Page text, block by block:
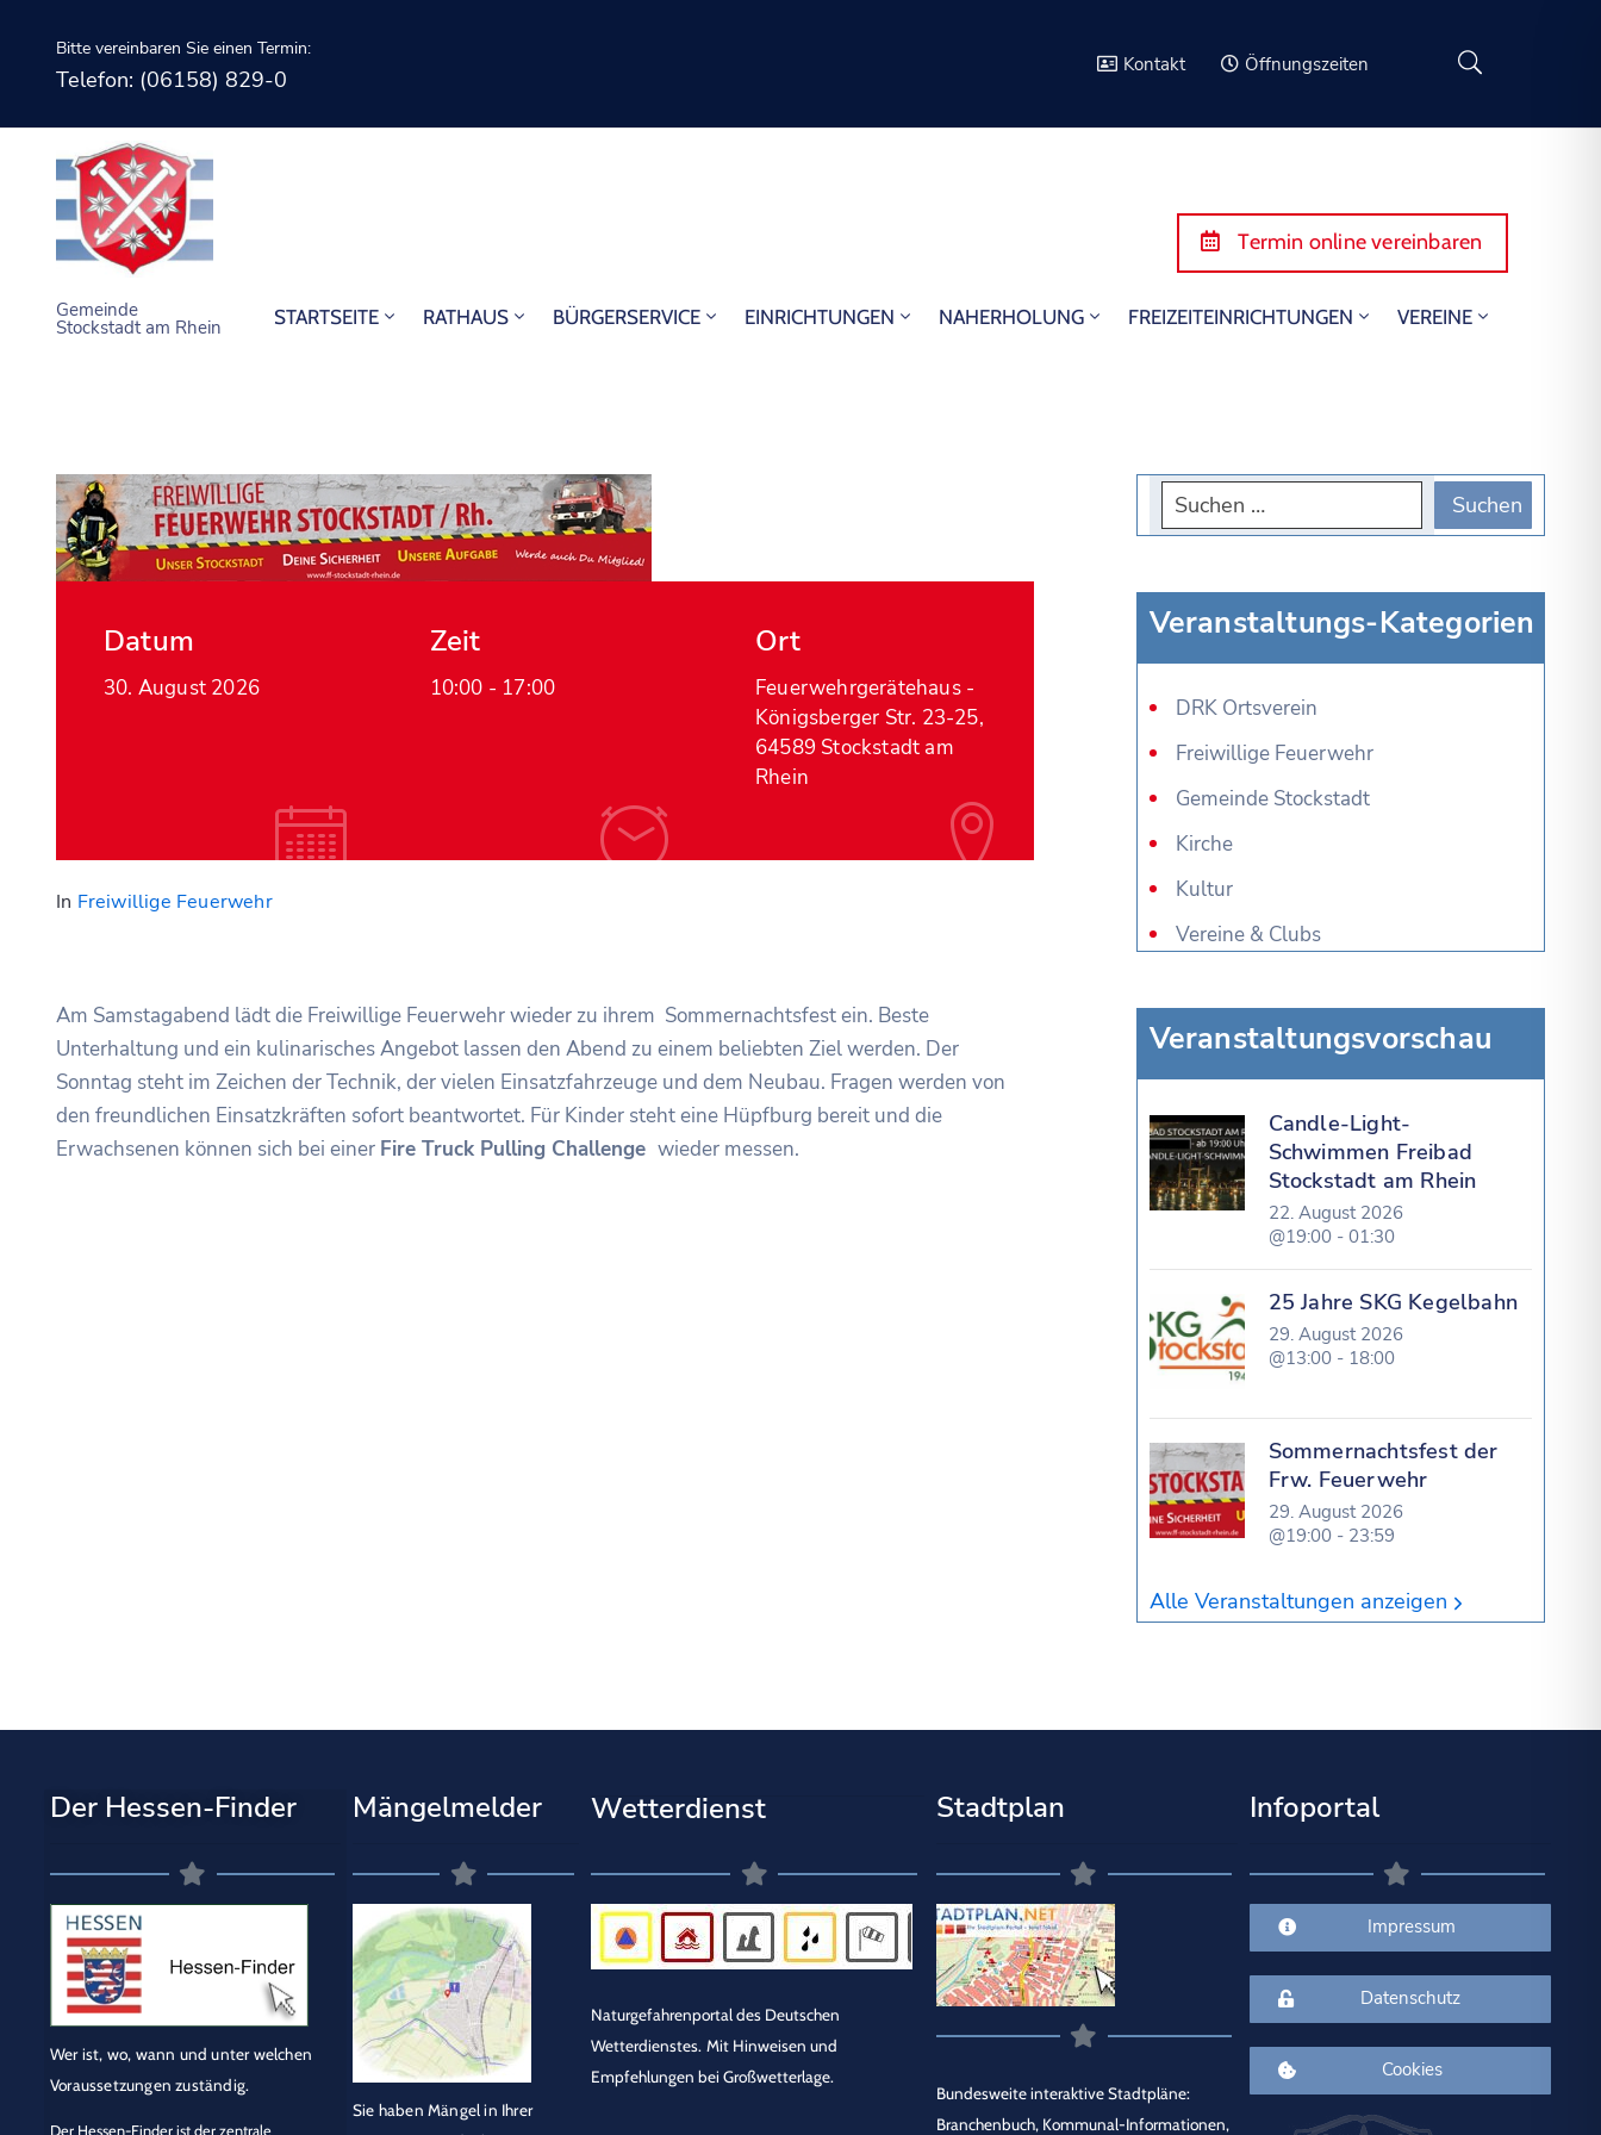
Bitte vereinbaren Sie einen Termin:
Telefon: (06158) 829-0
Kontakt Öffnungszeiten
Gemeinde
Stockstadt am Rhein
Termin online vereinbaren
STARTSEITE RATHAUS BÜRGERSERVICE EINRICHTUNGEN NAHERHOLUNG FREIZEITEINRICHTUNGEN VEREINE
Datum
30. August 2026
Zeit
10:00 - 17:00
Ort
Feuerwehrgerätehaus -
Königsberger Str. 23-25,
64589 Stockstadt am
Rhein
In Freiwillige Feuerwehr
Am Samstagabend lädt die Freiwillige Feuerwehr wieder zu ihrem Sommernachtsfest ein. Beste
Unterhaltung und ein kulinarisches Angebot lassen den Abend zu einem beliebten Ziel werden. Der
Sonntag steht im Zeichen der Technik, der vielen Einsatzfahrzeuge und dem Neubau. Fragen werden von
den freundlichen Einsatzkräften sofort beantwortet. Für Kinder steht eine Hüpfburg bereit und die
Erwachsenen können sich bei einer Fire Truck Pulling Challenge wieder messen.
Veranstaltungs-Kategorien
DRK Ortsverein
Freiwillige Feuerwehr
Gemeinde Stockstadt
Kirche
Kultur
Vereine & Clubs
Veranstaltungsvorschau
Candle-Light-
Schwimmen Freibad
Stockstadt am Rhein
22. August 2026
@19:00 - 01:30
25 Jahre SKG Kegelbahn
29. August 2026
@13:00 - 18:00
Sommernachtsfest der
Frw. Feuerwehr
29. August 2026
@19:00 - 23:59
Alle Veranstaltungen anzeigen
Der Hessen-Finder
Wer ist, wo, wann und unter welchen
Voraussetzungen zuständig.
Der Hessen-Finder ist der zentrale
Mängelmelder
Sie haben Mängel in Ihrer
Wetterdienst
Naturgefahrenportal des Deutschen
Wetterdienstes. Mit Hinweisen und
Empfehlungen bei Großwetterlage.
Stadtplan
Bundesweite interaktive Stadtpläne:
Branchenbuch, Kommunal-Informationen,
Infoportal
Impressum
Datenschutz
Cookies